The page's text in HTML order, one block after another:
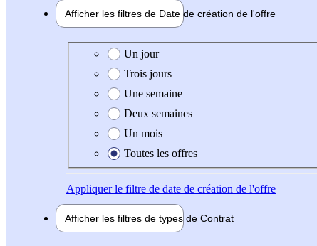
Afficher les filtres de Date de création de l'offre
Date de création de l'offre
Un jour
Trois jours
Une semaine
Deux semaines
Un mois
Toutes les offres
Appliquerle filtre de date de création de l'offre
Afficher les filtres de types de Contrat